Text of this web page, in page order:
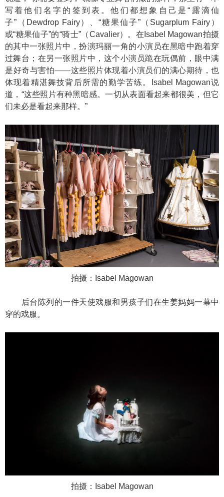
写着他们名字的签到表。他们都想象自己是“露滴仙
子”（Dewdrop Fairy）、“糖果仙子”（Sugarplum Fairy）
或“糖果仙子”的“骑士”（Cavalier）。在Isabel Magowan拍摄
的其中一张照片中，扮演玛丽一角的小演员在黑暗中跑着穿
过舞台；在另一张照片中，这个小演员跪在玩偶前，眼中满
是好奇与害怕——这些照片体现着小演员们的满心期待，也
体现着精湛舞技背后所需的勤学苦练。Isabel Magowan说
道，“这些照片有种黑暗感。一切从表面看起来都很美，但它
们未必是看起来那样。”
拍摄：Isabel Magowan
后台陈列的一件天使戏服和男孩子们在生姜妈妈一幕中
穿的戏服。
拍摄：Isabel Magowan